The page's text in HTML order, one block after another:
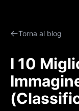
Torna al blog
I 10